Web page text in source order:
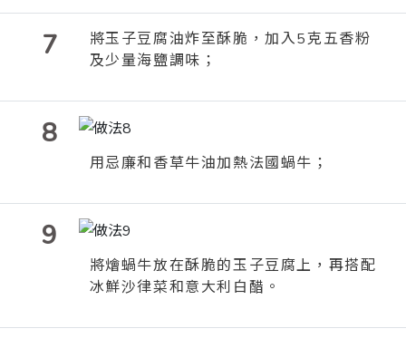
7
將玉子豆腐油炸至酥脆，加入5克五香粉
及少量海鹽調味；
8
用忌廉和香草牛油加熱法國蝸牛；
9
將燴蝸牛放在酥脆的玉子豆腐上，再搭配
冰鮮沙律菜和意大利白醋。